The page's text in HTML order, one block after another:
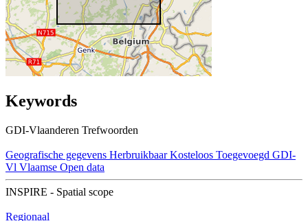
Keywords
GDI-Vlaanderen Trefwoorden
Geografische gegevens Herbruikbaar Kosteloos Toegevoegd GDI-
Vl Vlaamse Open data
INSPIRE - Spatial scope
Regionaal